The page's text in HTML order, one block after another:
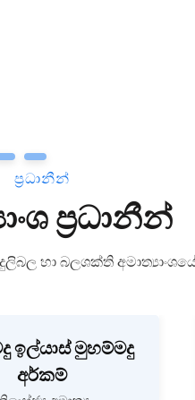
2 3
ප්‍රධානීන්
ප්‍රධානීන්
හා බලශක්ති
ඉල්යාස් මුහම්මදු
අර්කම්